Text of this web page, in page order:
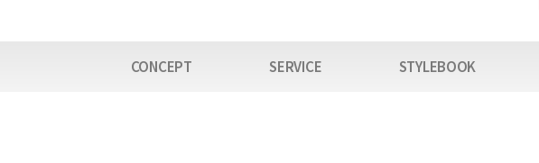
CONCEPT SERVICE STYLEBOOK